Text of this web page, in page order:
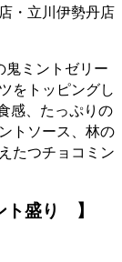
・立川伊勢丹店
鬼ミントゼリー
をトッピングし
感、たっぷりの
トソース、林の
たつチョコミン
ト盛り 】